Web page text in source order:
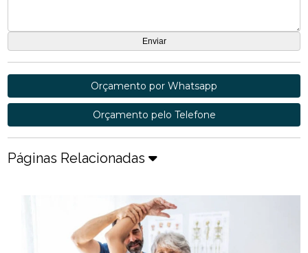
Orçamento por Whatsapp
Orçamento pelo Telefone
Páginas Relacionadas